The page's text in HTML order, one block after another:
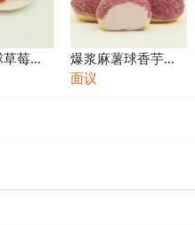
莓味
香甜
爆浆麻薯球香芋味
即食商用软糯香甜
面议